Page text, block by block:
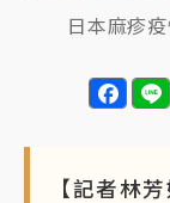
日本麻疹
【記者林